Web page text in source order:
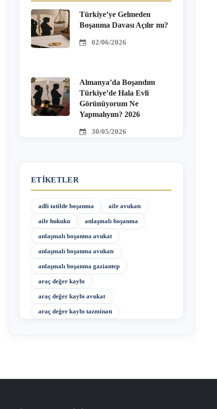
Türkiye’ye Gelmeden
Boşanma Davası Açılır mı?
02/06/2026
Almanya’da Boşandım
Türkiye’de Hala Evli
Görünüyorum Ne
Yapmalıyım? 2026
30/05/2026
ETIKETLER
adli tatilde boşanma aile avukatı
aile hukuku anlaşmalı boşanma
anlaşmalı boşanma avukat
anlaşmalı boşanma avukatı
anlaşmalı boşanma gaziantep
araç değer kaybı
araç değer kaybı avukat
araç değer kaybı tazminatı